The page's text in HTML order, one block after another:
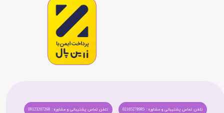
تلفن تماس پشتیبانی و مشاوره : 09123207268 تلفن تماس پشتیبانی و مشاوره : 02165278985